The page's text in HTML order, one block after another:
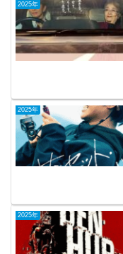
2025年
2025年
2025年